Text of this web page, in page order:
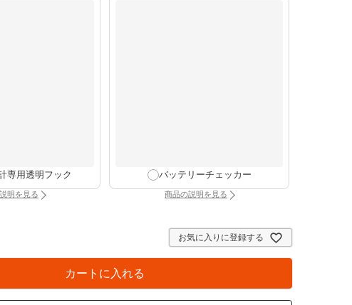
専用透明フック
明を見る
：壁掛け時計専用透明フック（別タブで開きます）
バッテリーチェッカー
商品の説明を見る：バッテリーチェッカー（別タブで開きま
お気に入りに登録する
カートに入れる